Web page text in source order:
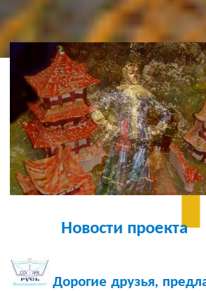
Новости проекта
Дорогие друзья,